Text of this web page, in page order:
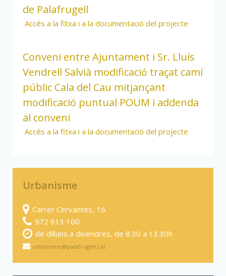
de Palafrugell
Accés a la fitxa i a la documentació del projecte
Conveni entre Ajuntament i Sr. Lluís
Vendrell Salvià modificació traçat camí
públic Cala del Cau mitjançant
modificació puntual POUM i addenda
al conveni
Accés a la fitxa i a la documentació del projecte
Urbanisme
Carrer Cervantes, 16
972 613 100
de dilluns a divendres, de 8.30 a 13.30h
urbanisme@palafrugell.cat